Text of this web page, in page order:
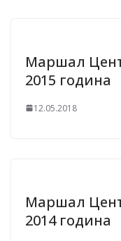
Маршал
2015 година
12.05.2018
Маршал
2014 година